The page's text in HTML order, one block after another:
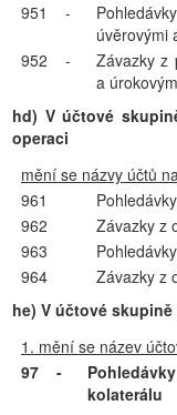
951
-
úvěrovými
952
-
Závazky z
a
hd) V účtové
operaci
mění se názvy účtů
961
962
Závazky z
963
964
Závazky z
he) V účtové skupině
1. mění se název
97
-
kolaterálu